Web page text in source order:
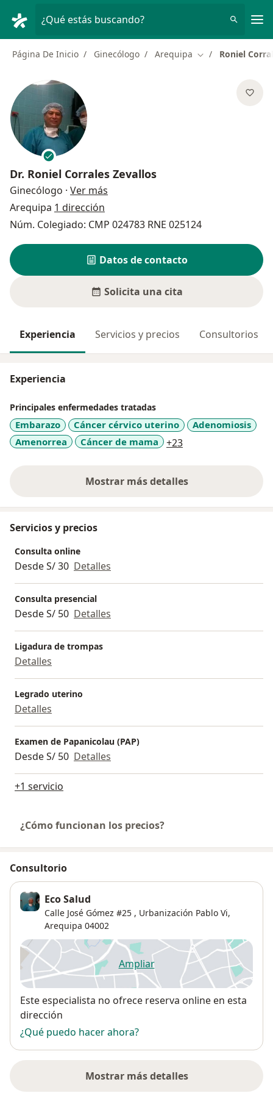
¿Qué estás buscando?
Página De Inicio Ginecólogo Arequipa Cambiar de
Roniel
Dr. Roniel Corrales Zevallos
Ginecólogo · Ver más
Arequipa 1 dirección
Núm. Colegiado: CMP 024783 RNE 025124
Datos de contacto
Solicita una cita
Experiencia Servicios y precios Consultorios
Experiencia
Principales enfermedades tratadas
Embarazo Cáncer cérvico uterino
Adenomiosis
Amenorrea
Cáncer de mama +23
Mostrar más detalles
sobre la experiencia
Servicios y precios
Consulta online
Desde S/ 30 Detalles
Consulta presencial
Desde S/ 50 Detalles
Ligadura de trompas
Detalles
Legrado uterino
Detalles
Examen de Papanicolau (PAP)
Desde S/ 50 Detalles
+1 servicio
¿Cómo funcionan los precios?
Consultorio
Eco Salud
Calle José Gómez #25 , Urbanización Pablo Vi,
Arequipa 04002
Ampliarse abre en una nueva
Disponibilidad
Este especialista no ofrece reserva online en esta
dirección
¿Qué puedo hacer ahora?
Mostrar más detalles
sobre la dirección